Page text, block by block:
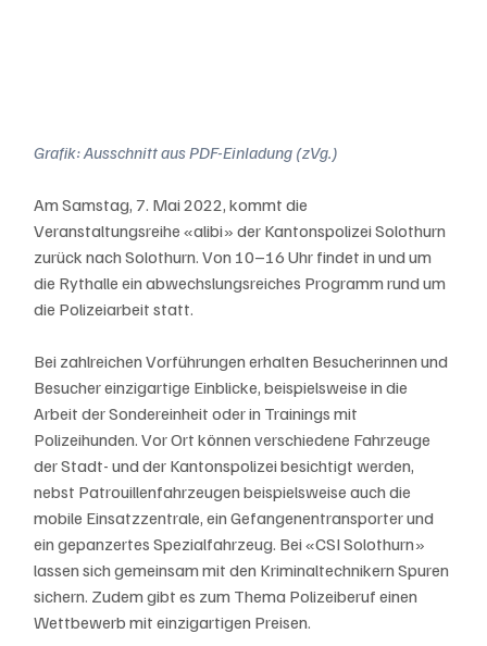
Grafik: Ausschnitt aus PDF-Einladung (zVg.)
Am Samstag, 7. Mai 2022, kommt die
Veranstaltungsreihe «alibi» der Kantonspolizei Solothurn
zurück nach Solothurn. Von 10–16 Uhr findet in und um
die Rythalle ein abwechslungsreiches Programm rund um
die Polizeiarbeit statt.
Bei zahlreichen Vorführungen erhalten Besucherinnen und
Besucher einzigartige Einblicke, beispielsweise in die
Arbeit der Sondereinheit oder in Trainings mit
Polizeihunden. Vor Ort können verschiedene Fahrzeuge
der Stadt- und der Kantonspolizei besichtigt werden,
nebst Patrouillenfahrzeugen beispielsweise auch die
mobile Einsatzzentrale, ein Gefangenentransporter und
ein gepanzertes Spezialfahrzeug. Bei «CSI Solothurn»
lassen sich gemeinsam mit den Kriminaltechnikern Spuren
sichern. Zudem gibt es zum Thema Polizeiberuf einen
Wettbewerb mit einzigartigen Preisen.